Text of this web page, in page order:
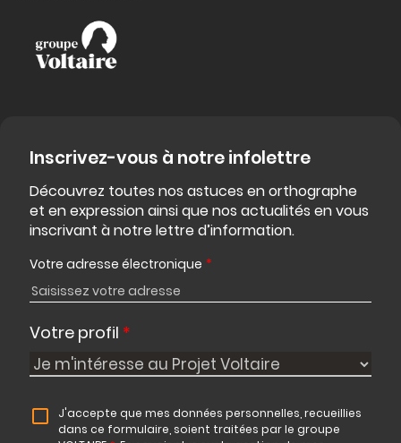
Inscrivez-vous à notre infolettre
Découvrez toutes nos astuces en orthographe
et en expression ainsi que nos actualités en vous
inscrivant à notre lettre d’information.
Votre adresse électronique *
Votre profil *
J'accepte que mes données personnelles, recueillies
dans ce formulaire, soient traitées par le groupe